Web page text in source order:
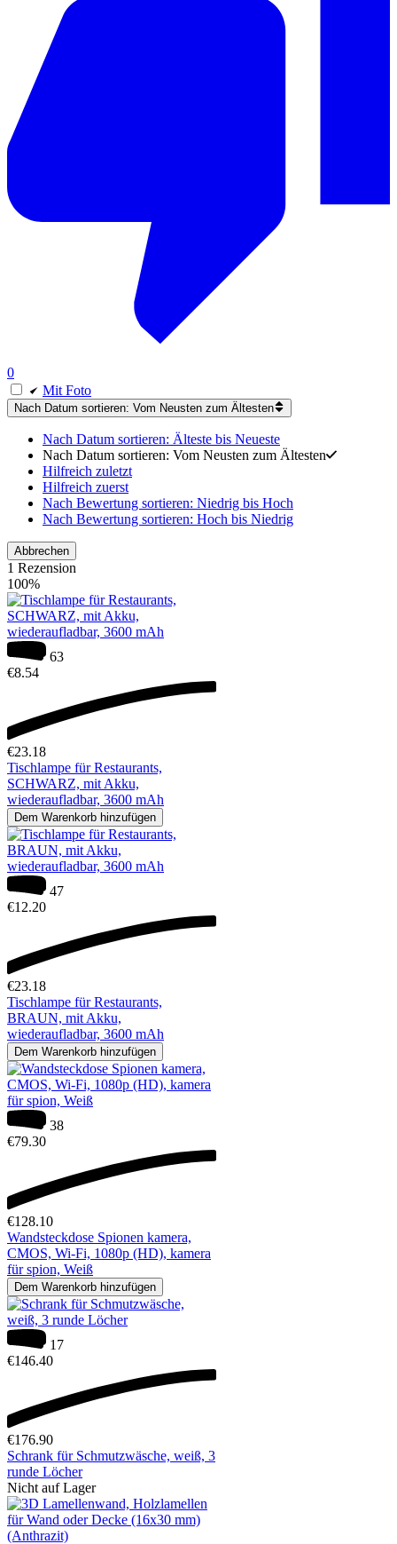
0
Mit Foto
Nach Datum sortieren: Vom Neusten zum Ältesten
Nach Datum sortieren: Älteste bis Neueste
Nach Datum sortieren: Vom Neusten zum Ältesten
Hilfreich zuletzt
Hilfreich zuerst
Nach Bewertung sortieren: Niedrig bis Hoch
Nach Bewertung sortieren: Hoch bis Niedrig
Abbrechen
1 Rezension
100%
63
€8.54
€23.18
Tischlampe für Restaurants,
SCHWARZ, mit Akku,
wiederaufladbar, 3600 mAh
Dem Warenkorb hinzufügen
47
€12.20
€23.18
Tischlampe für Restaurants,
BRAUN, mit Akku,
wiederaufladbar, 3600 mAh
Dem Warenkorb hinzufügen
38
€79.30
€128.10
Wandsteckdose Spionen kamera,
CMOS, Wi-Fi, 1080p (HD), kamera
für spion, Weiß
Dem Warenkorb hinzufügen
17
€146.40
€176.90
Schrank für Schmutzwäsche, weiß, 3
runde Löcher
Nicht auf Lager